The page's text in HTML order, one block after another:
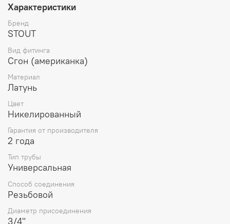
производителя. Производитель оставляет за собой
право в любой момент без обязательного извещения
вносить изменения в дизайн и технические
свойств товара.
Характеристики
Бренд
STOUT
Вид фитинга
Сгон (американка)
Материал
Латунь
Цвет
Никелированный
Гарантия от производителя
2 года
Тип трубы
Универсальная
Способ соединения
Резьбовой
Диаметр присоединения
3/4"